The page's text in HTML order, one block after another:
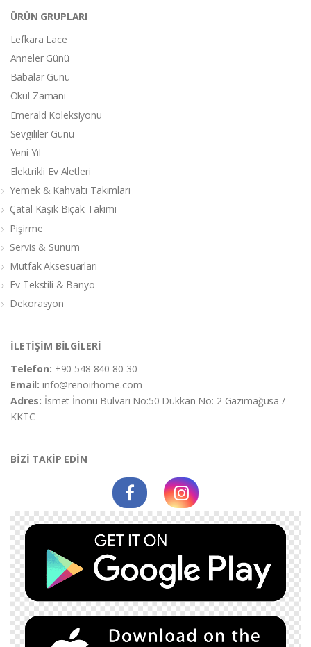
ÜRÜN GRUPLARI
Lefkara Lace
Anneler Günü
Babalar Günü
Okul Zamanı
Emerald Koleksiyonu
Sevgililer Günü
Yeni Yıl
Elektrikli Ev Aletleri
Yemek & Kahvaltı Takımları
Çatal Kaşık Bıçak Takımı
Pişirme
Servis & Sunum
Mutfak Aksesuarları
Ev Tekstili & Banyo
Dekorasyon
İLETİŞİM BİLGİLERİ
Telefon: +90 548 840 80 30
Email:info@renoirhome.com
Adres: İsmet İnonü Bulvarı No:50 Dükkan No: 2 Gazimağusa /
KKTC
BİZİ TAKİP EDİN